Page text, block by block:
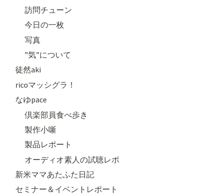
訪問チューン
今日の一枚
写真
”気”について
徒然aki
ricoマッシグラ！
なゆpace
倶楽部員食べ歩き
製作小噺
製品レポート
オーディオ素人の試聴レポ
新米ママあたふた日記
セミナー＆イベントレポート